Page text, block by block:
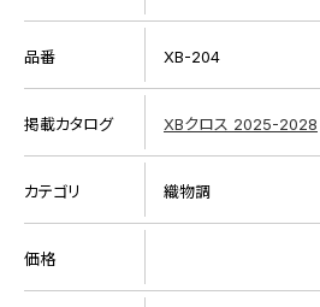
品番 XB-204
掲載カタログ XBクロス 2025-2028
カテゴリ 織物調
価格